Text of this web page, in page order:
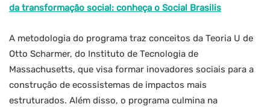
da transformação social: conheça o Social Brasilis
A metodologia do programa traz conceitos da Teoria U de
Otto Scharmer, do Instituto de Tecnologia de
Massachusetts, que visa formar inovadores sociais para a
construção de ecossistemas de impactos mais
estruturados. Além disso, o programa culmina na